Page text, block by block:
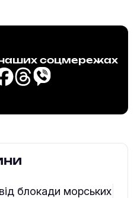
наших соцмережах
блокади морських